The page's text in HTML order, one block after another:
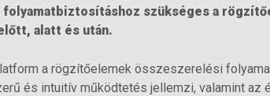
szükséges a
alatt és után.
a rögzítőelemek összeszerelési
és intuitív működtetés jellemzi, valamint az